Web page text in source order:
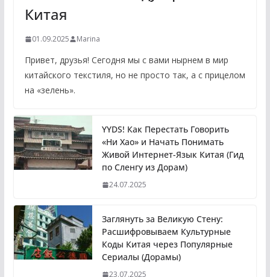
Китая
01.09.2025 Marina
Привет, друзья! Сегодня мы с вами нырнем в мир
китайского текстиля, но не просто так, а с прицелом
на «зелень».
YYDS! Как Перестать Говорить
«Ни Хао» и Начать Понимать
Живой Интернет-Язык Китая (Гид
по Сленгу из Дорам)
24.07.2025
Заглянуть за Великую Стену:
Расшифровываем Культурные
Коды Китая через Популярные
Сериалы (Дорамы)
23.07.2025